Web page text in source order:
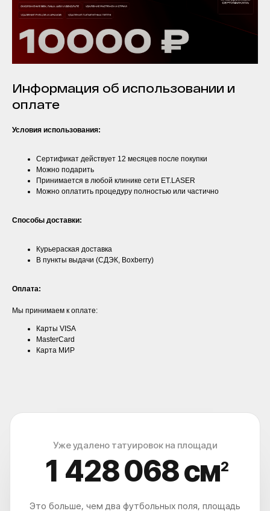
Информация об использовании и
оплате
Условия использования:
Сертификат действует 12 месяцев после покупки
Можно подарить
Принимается в любой клинике сети ET.LASER
Можно оплатить процедуру полностью или частично
Способы доставки:
Курьераская доставка
В пункты выдачи (СДЭК, Boxberry)
Оплата:
Мы принимаем к оплате:
Карты VISA
MasterCard
Карта МИР
Уже удалено татуировок на площади
1 428 070см2
Это больше, чем два футбольных поля, площадь